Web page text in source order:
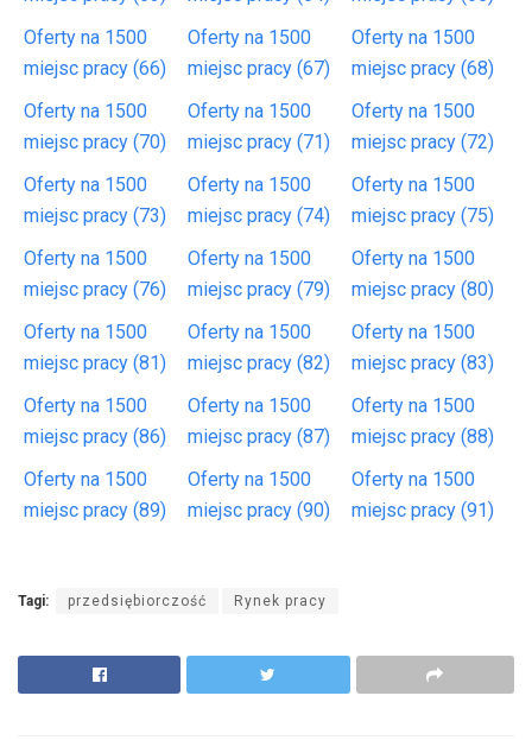
Oferty na 1500
miejsc pracy (66)
Oferty na 1500
miejsc pracy (67)
Oferty na 1500
miejsc pracy (68)
Oferty na 1500
miejsc pracy (70)
Oferty na 1500
miejsc pracy (71)
Oferty na 1500
miejsc pracy (72)
Oferty na 1500
miejsc pracy (73)
Oferty na 1500
miejsc pracy (74)
Oferty na 1500
miejsc pracy (75)
Oferty na 1500
miejsc pracy (76)
Oferty na 1500
miejsc pracy (79)
Oferty na 1500
miejsc pracy (80)
Oferty na 1500
miejsc pracy (81)
Oferty na 1500
miejsc pracy (82)
Oferty na 1500
miejsc pracy (83)
Oferty na 1500
miejsc pracy (86)
Oferty na 1500
miejsc pracy (87)
Oferty na 1500
miejsc pracy (88)
Oferty na 1500
miejsc pracy (89)
Oferty na 1500
miejsc pracy (90)
Oferty na 1500
miejsc pracy (91)
Tagi: przedsiębiorczość Rynek pracy